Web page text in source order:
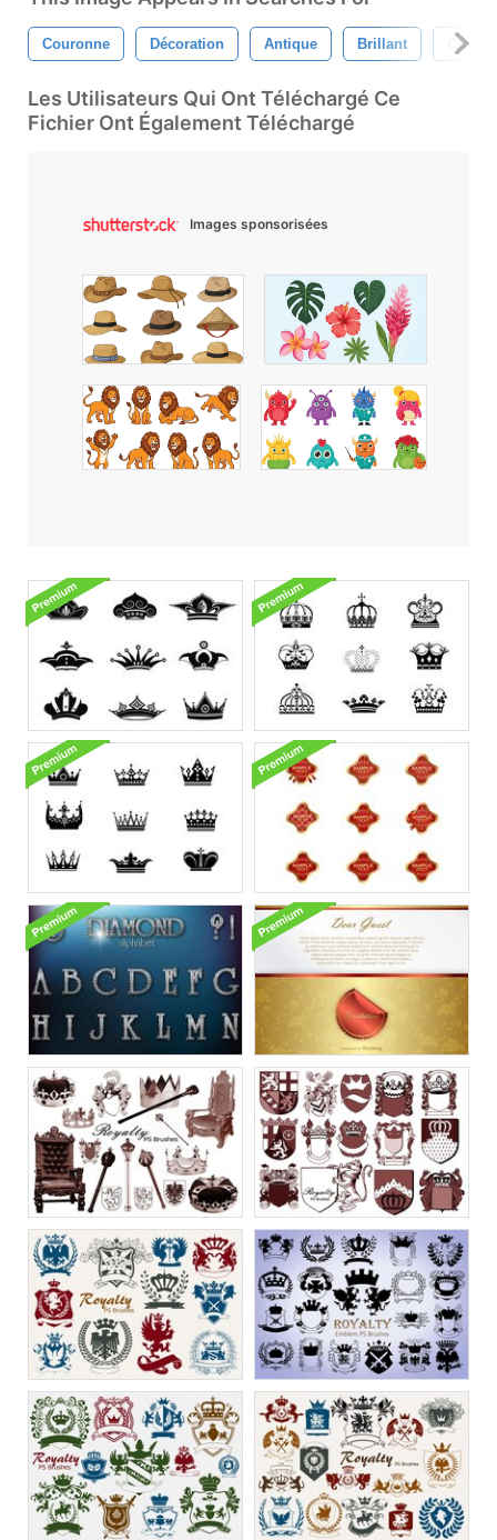
Couronne Décoration Antique Brillant
Les Utilisateurs Qui Ont Téléchargé Ce
Fichier Ont Également Téléchargé
Images sponsorisées